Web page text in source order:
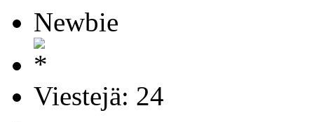
Newbie
Viestejä: 24